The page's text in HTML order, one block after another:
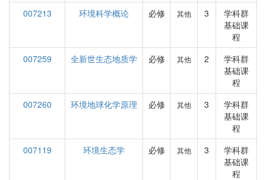
007213
环境科学概论 必修 其他 3
学科群
基础课
程
007259
全新世生态地质学 必修 其他 2
学科群
基础课
程
007260
环境地球化学原理 必修 其他 3
学科群
基础课
程
007119
环境生态学 必修 其他 3
学科群
基础课
程